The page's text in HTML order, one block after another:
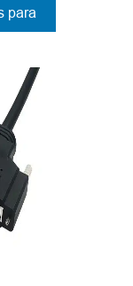
para
de